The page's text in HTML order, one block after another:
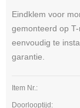
Eindklem voor
gemonteerd op
eenvoudig te
garantie.
Item Nr.:
Doorlooptijd: